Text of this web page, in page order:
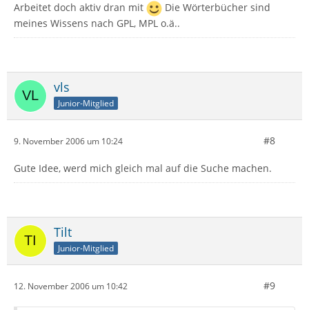
Arbeitet doch aktiv dran mit
Die Wörterbücher sind
meines Wissens nach GPL, MPL o.ä..
vls
Junior-Mitglied
9. November 2006 um 10:24 #8
Gute Idee, werd mich gleich mal auf die Suche machen.
Tilt
Junior-Mitglied
12. November 2006 um 10:42 #9